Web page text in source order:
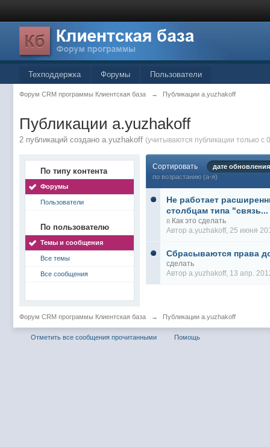
Техподдержка Форумы Пользователи
Форум CRM программы Клиентская база → Публикации a.yuzhakoff
Публикации a.yuzhakoff
2 публикаций создано a.yuzhakoff (учитываются публикации только с
По типу контента
Форумы
Пользователи
По пользователю
Темы и сообщения
Все темы
Все сообщения
Сортировать
дате обновления
по возрастанию (а-я)
Не работает
столбцам типа "связь...
в Как это сделать
Автор a.yuzhakoff, 25 июня
Сбрасываются права
сделать
Автор a.yuzhakoff, 13 апр.
Форум CRM программы Клиентская база → Публикации a.yuzhakoff
Отметить все сообщения прочитанными Помощь